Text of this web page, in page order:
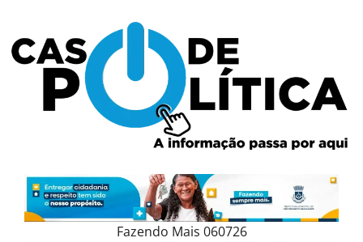
content
Fazendo Mais 060726